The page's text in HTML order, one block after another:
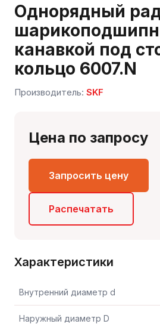
Однорядный
канавкой под
кольцо 6007.N
Производитель: SKF
Цена по запросу
Запросить цену
Распечатать
Характеристики
Внутренний диаметр d
Наружный диаметр D
Сергей — первый в